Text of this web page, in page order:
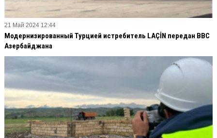
21 Май 2024 12:44
Модернизированный Турцией истребитель LAÇİN передан ВВС
Азербайджана